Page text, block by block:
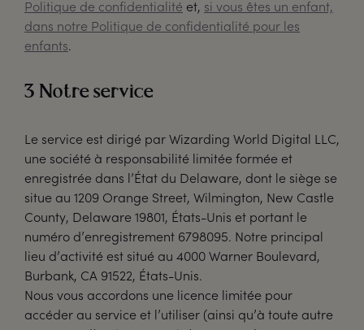
Politique de confidentialité et, si vous êtes un enfant,
dans notre Politique de confidentialité pour les
enfants.
3 Notre service
Le service est dirigé par Wizarding World Digital LLC,
une société à responsabilité limitée formée et
enregistrée dans l’État du Delaware, dont le siège se
situe au 1209 Orange Street, Wilmington, New Castle
County, Delaware 19801, États-Unis et portant le
numéro d’enregistrement 6798095. Notre principal
lieu d’activité est situé au 4000 Warner Boulevard,
Burbank, CA 91522, États-Unis.
Nous vous accordons une licence limitée pour
accéder au service et l’utiliser (ainsi qu’à toute autre